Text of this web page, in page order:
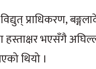
प्राधिकरण,
हस्ताक्षर भएसँगै
थियो ।